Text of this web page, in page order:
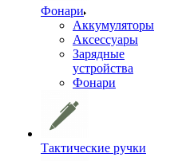
Фонари
Аккумуляторы
Аксессуары
Зарядные
устройства
Фонари
Тактические ручки